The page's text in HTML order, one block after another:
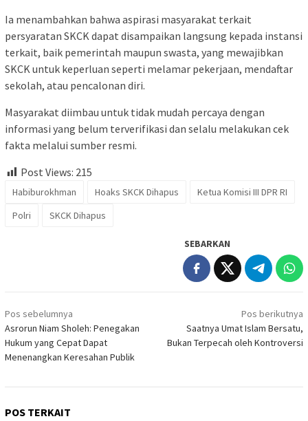
Ia menambahkan bahwa aspirasi masyarakat terkait
persyaratan SKCK dapat disampaikan langsung kepada instansi
terkait, baik pemerintah maupun swasta, yang mewajibkan
SKCK untuk keperluan seperti melamar pekerjaan, mendaftar
sekolah, atau pencalonan diri.
Masyarakat diimbau untuk tidak mudah percaya dengan
informasi yang belum terverifikasi dan selalu melakukan cek
fakta melalui sumber resmi.
Post Views: 215
Habiburokhman Hoaks SKCK Dihapus
Ketua Komisi III DPR RI
Polri
SKCK Dihapus
SEBARKAN
Navigasi
pos
Pos sebelumnya
Asrorun Niam Sholeh: Penegakan
Hukum yang Cepat Dapat
Menenangkan Keresahan Publik
Pos berikutnya
Saatnya Umat Islam Bersatu,
Bukan Terpecah oleh Kontroversi
POS TERKAIT